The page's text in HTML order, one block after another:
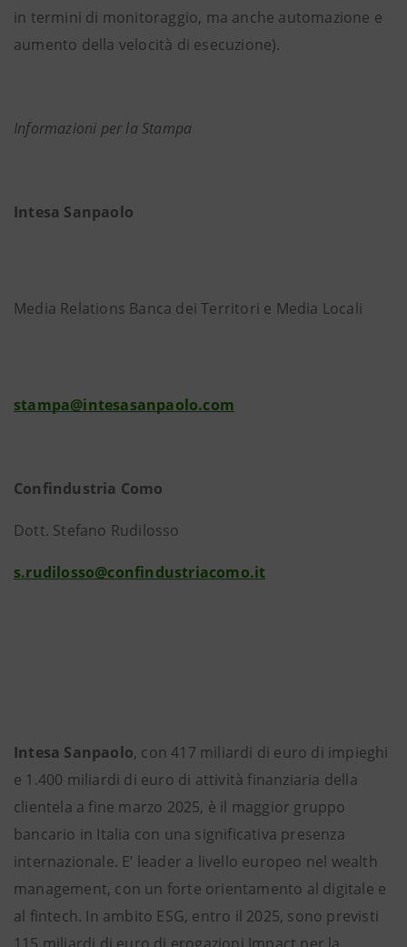
in termini di monitoraggio, ma anche automazione e
aumento della velocità di esecuzione).
Informazioni per la Stampa
Intesa Sanpaolo
Media Relations Banca dei Territori e Media Locali
stampa@intesasanpaolo.com
Confindustria Como
Dott. Stefano Rudilosso
s.rudilosso@confindustriacomo.it
Intesa Sanpaolo, con 417 miliardi di euro di impieghi
e 1.400 miliardi di euro di attività finanziaria della
clientela a fine marzo 2025, è il maggior gruppo
bancario in Italia con una significativa presenza
internazionale. E’ leader a livello europeo nel wealth
management, con un forte orientamento al digitale e
al fintech. In ambito ESG, entro il 2025, sono previsti